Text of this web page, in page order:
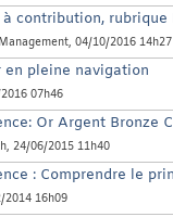
contribution, rubrique
, 04/10/2016 14h27
en pleine navigation
07h46
Or Argent Bronze
, 24/06/2015 11h40
: Comprendre le
2014 16h09